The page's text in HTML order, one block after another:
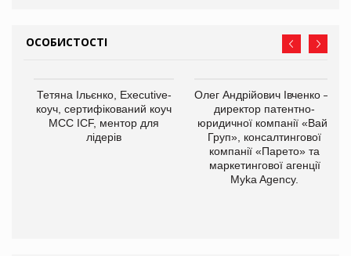
ОСОБИСТОСТІ
Тетяна Ільєнко, Executive-
коуч, сертифікований коуч
МСС ICF, ментор для
лідерів
Олег Андрійович Івченко —
директор патентно-
юридичної компанії «Вайз
Груп», консалтингової
компанії «Парето» та
маркетингової агенції
Myka Agency.